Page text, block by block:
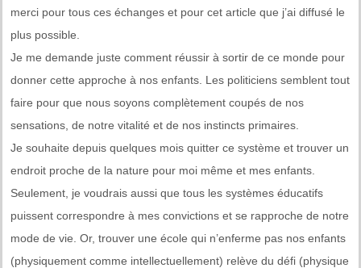
merci pour tous ces échanges et pour cet article que j’ai diffusé le
plus possible.
Je me demande juste comment réussir à sortir de ce monde pour
donner cette approche à nos enfants. Les politiciens semblent tout
faire pour que nous soyons complètement coupés de nos
sensations, de notre vitalité et de nos instincts primaires.
Je souhaite depuis quelques mois quitter ce système et trouver un
endroit proche de la nature pour moi même et mes enfants.
Seulement, je voudrais aussi que tous les systèmes éducatifs
puissent correspondre à mes convictions et se rapproche de notre
mode de vie. Or, trouver une école qui n’enferme pas nos enfants
(physiquement comme intellectuellement) relève du défi (physique